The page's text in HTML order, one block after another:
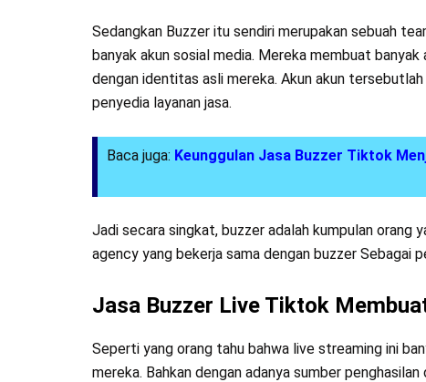
Sedangkan Buzzer itu sendiri merupakan sebuah
banyak akun sosial media. Mereka membuat
dengan identitas asli mereka. Akun akun
penyedia layanan jasa.
Baca juga: Keunggulan Jasa Buzzer Tiktok
Jadi secara singkat, buzzer adalah kumpulan orang
agency yang bekerja sama dengan buzzer Sebagai
Jasa Buzzer Live Tiktok
Seperti yang orang tahu bahwa live streaming ini
mereka. Bahkan dengan adanya sumber penghasilan